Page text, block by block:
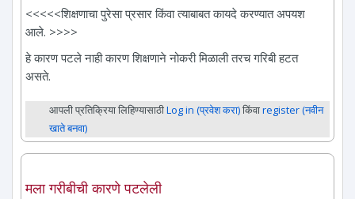
<<<<<शिक्षणाचा पुरेसा प्रसार किंवा त्याबाबत कायदे करण्यात अपयश
आले. >>>>
हे कारण पटले नाही कारण शिक्षणाने नोकरी मिळाली तरच गरिबी हटत
असते.
आपली प्रतिक्रिया लिहिण्यासाठीLog in (प्रवेश करा)किंवाregister (नवीन
खाते बनवा)
मला गरीबीची कारणे पटलेली